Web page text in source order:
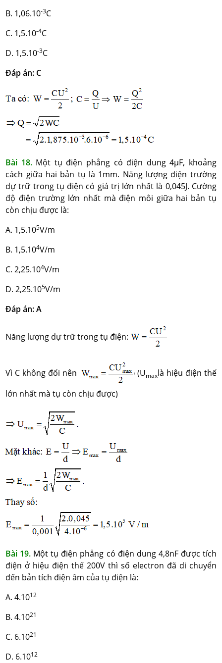
B. 1,06.10-3C
C. 1,5.10-4C
D. 1,5.10-3C
Đáp án: C
Bài 18. Một tụ điện phẳng có điện dung 4µF, khoảng
cách giữa hai bản tụ là 1mm. Năng lượng điện trường
dự trữ trong tụ điện có giá trị lớn nhất là 0,045J. Cường
độ điện trường lớn nhất mà điện môi giữa hai bản tụ
còn chịu được là:
A. 1,5.105V/m
B. 1,5.104V/m
C. 2,25.104V/m
D. 2,25.105V/m
Đáp án: A
Năng lượng dự trữ trong tụ điện:
Vì C không đổi nên (Umaxlà hiệu điện thế
lớn nhất mà tụ còn chịu được)
Bài 19. Một tụ điện phẳng có điện dung 4,8nF được tích
điện ở hiệu điện thế 200V thì số electron đã di chuyển
đến bản tích điện âm của tụ điện là:
A. 4.1012
B. 4.1021
C. 6.1021
D. 6.1012